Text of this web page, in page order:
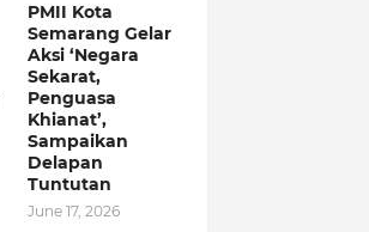
PMII Kota
Semarang Gelar
Aksi ‘Negara
Sekarat,
Penguasa
Khianat’,
Sampaikan
Delapan
Tuntutan
June 17, 2026